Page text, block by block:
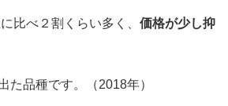
比べ２割くらい多く、 価格が少し抑
た品種です。（2018年）